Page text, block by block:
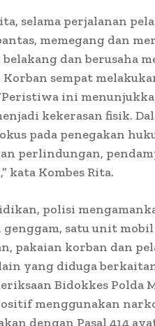
selama perjalanan
memegang dan
dan berusaha
sempat
ini
kekerasan fisik.
pada penegakan
perlindungan,
kata Kombes Rita.
polisi
satu unit
pakaian korban dan
yang diduga
Bidokkes Polda
menggunakan
dengan Pasal 414